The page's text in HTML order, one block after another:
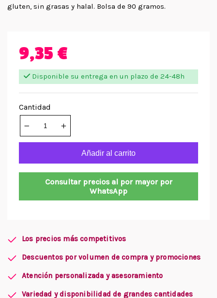
gluten, sin grasas y halal. Bolsa de 90 gramos.
9,35 €
Disponible su entrega en un plazo de 24-48h
Cantidad
Añadir al carrito
Consultar precios al por mayor por
WhatsApp
Los precios más competitivos
Descuentos por volumen de compra y promociones
Atención personalizada y asesoramiento
Variedad y disponibilidad de grandes cantidades